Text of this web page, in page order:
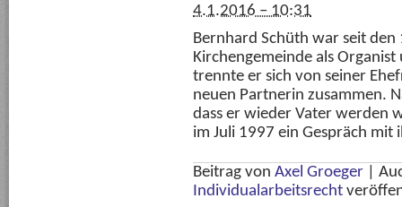
4.1.2016 – 10:31
Bernhard Schüth war seit
Kirchengemeinde als
trennte er sich von seiner
neuen Partnerin zusammen.
dass er wieder Vater werden
im Juli 1997 ein Gespräch mit
Beitrag von Axel Groeger
Individualarbeitsrecht